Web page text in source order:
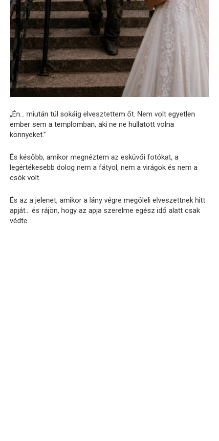
„Én… miután túl sokáig elvesztettem őt. Nem volt egyetlen
ember sem a templomban, aki ne ne hullatott volna
könnyeket.”
És később, amikor megnéztem az esküvői fotókat, a
legértékesebb dolog nem a fátyol, nem a virágok és nem a
csók volt.
És az a jelenet, amikor a lány végre megöleli elveszettnek hitt
apját… és rájön, hogy az apja szerelme egész idő alatt csak
védte.